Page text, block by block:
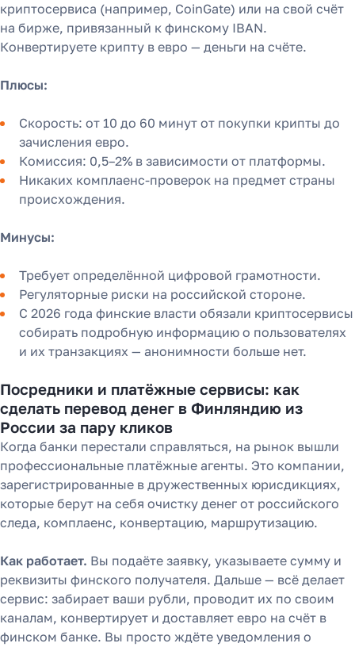
криптосервиса (например, CoinGate) или на свой счёт
на бирже, привязанный к финскому IBAN.
Конвертируете крипту в евро — деньги на счёте.
Плюсы:
Скорость: от 10 до 60 минут от покупки крипты до
зачисления евро.
Комиссия: 0,5–2% в зависимости от платформы.
Никаких комплаенс-проверок на предмет страны
происхождения.
Минусы:
Требует определённой цифровой грамотности.
Регуляторные риски на российской стороне.
С 2026 года финские власти обязали криптосервисы
собирать подробную информацию о пользователях
и их транзакциях — анонимности больше нет.
Посредники и платёжные сервисы: как
сделать перевод денег в Финляндию из
России за пару кликов
Когда банки перестали справляться, на рынок вышли
профессиональные платёжные агенты. Это компании,
зарегистрированные в дружественных юрисдикциях,
которые берут на себя очистку денег от российского
следа, комплаенс, конвертацию, маршрутизацию.
Как работает. Вы подаёте заявку, указываете сумму и
реквизиты финского получателя. Дальше — всё делает
сервис: забирает ваши рубли, проводит их по своим
каналам, конвертирует и доставляет евро на счёт в
финском банке. Вы просто ждёте уведомления о